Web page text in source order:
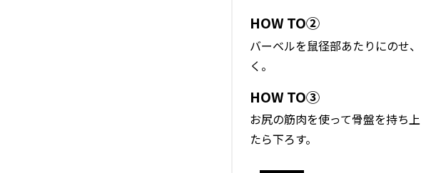
HOW TO②
バーベルを鼠径部あたりにのせ
く。
HOW TO③
お尻の筋肉を使って骨盤を持ち
たら下ろす。